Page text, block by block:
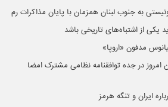
به جنوب لبنان همزمان با پایان مذاکرات رم
یکی از اشتباه‌های تاریخی باشد
مدفون «اروپا»
امروز در جده توافقنامه نظامی مشترک امضا
ایران و تنگه هرمز